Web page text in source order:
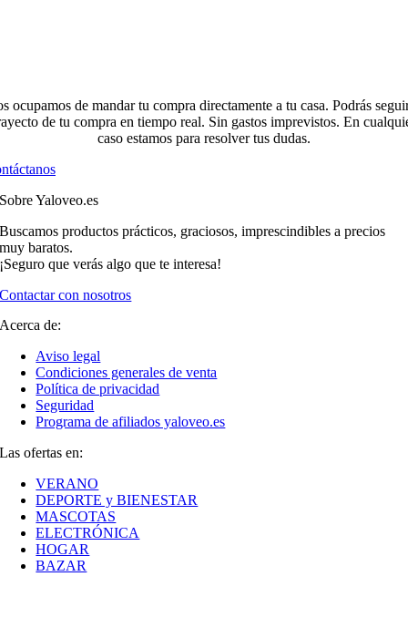
ocupamos de mandar tu compra directamente a tu casa. Podrás
de tu compra en tiempo real. Sin gastos imprevistos. En
caso estamos para resolver tus dudas.
Sobre Yaloveo.es
Buscamos productos prácticos, graciosos, imprescindibles a precios
muy baratos.
¡Seguro que verás algo que te interesa!
Contactar con nosotros
Acerca de:
Aviso legal
Condiciones generales de venta
Política de privacidad
Seguridad
Programa de afiliados yaloveo.es
Las ofertas en:
VERANO
DEPORTE y BIENESTAR
MASCOTAS
ELECTRÓNICA
HOGAR
BAZAR